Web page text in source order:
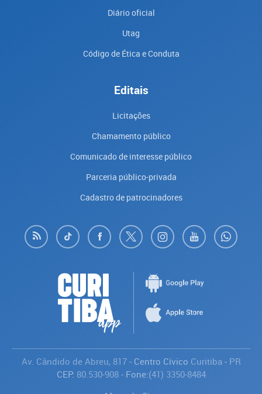
Diário oficial
Utag
Código de Ética e Conduta
Editais
Licitações
Chamamento público
Comunicado de interesse público
Parceria público-privada
Cadastro de patrocinadores
Av. Cândido de Abreu, 817- Centro Cívico Curitiba - PR
CEP: 80.530-908- Fone:(41) 3350-8484